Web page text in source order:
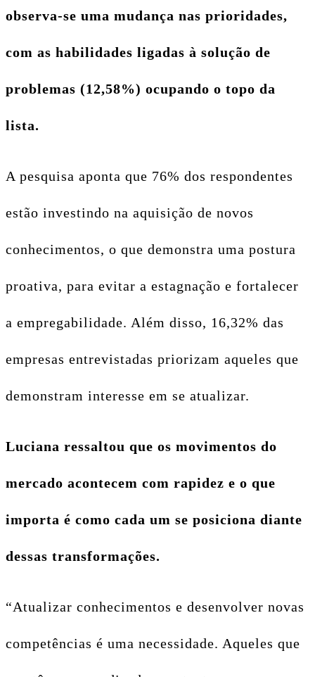
observa-se uma mudança nas prioridades,
com as habilidades ligadas à solução de
problemas (12,58%) ocupando o topo da
lista.
A pesquisa aponta que 76% dos respondentes
estão investindo na aquisição de novos
conhecimentos, o que demonstra uma postura
proativa, para evitar a estagnação e fortalecer
a empregabilidade. Além disso, 16,32% das
empresas entrevistadas priorizam aqueles que
demonstram interesse em se atualizar.
Luciana ressaltou que os movimentos do
mercado acontecem com rapidez e o que
importa é como cada um se posiciona diante
dessas transformações.
“Atualizar conhecimentos e desenvolver novas
competências é uma necessidade. Aqueles que